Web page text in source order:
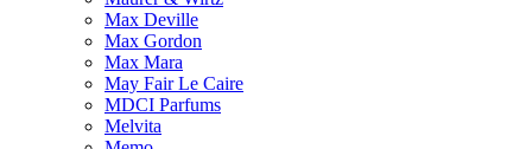
Max Deville
Max Gordon
Max Mara
May Fair Le Caire
MDCI Parfums
Melvita